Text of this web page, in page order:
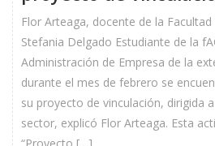
Flor Arteaga, docente de la
Stefania Delgado Estudiante de la
Administración de Empresa de la
durante el mes de febrero se
su proyecto de vinculación, dirigida
sector, explicó Flor Arteaga. Esta